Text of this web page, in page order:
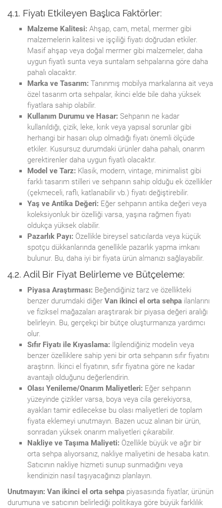
4.1. Fiyatı Etkileyen Başlıca Faktörler:
Malzeme Kalitesi: Ahşap, cam, metal, mermer gibi
malzemelerin kalitesi ve işçiliği fiyatı doğrudan etkiler.
Masif ahşap veya doğal mermer gibi malzemeler, daha
uygun fiyatlı sunta veya suntalam sehpalarına göre daha
pahalı olacaktır.
Marka ve Tasarım: Tanınmış mobilya markalarına ait veya
özel tasarım orta sehpalar, ikinci elde bile daha yüksek
fiyatlara sahip olabilir.
Kullanım Durumu ve Hasar: Sehpanın ne kadar
kullanıldığı, çizik, leke, kırık veya yapısal sorunlar gibi
herhangi bir hasarı olup olmadığı fiyatı önemli ölçüde
etkiler. Kusursuz durumdaki ürünler daha pahalı, onarım
gerektirenler daha uygun fiyatlı olacaktır.
Model ve Tarz: Klasik, modern, vintage, minimalist gibi
farklı tasarım stilleri ve sehpanın sahip olduğu ek özellikler
(çekmeceli, raflı, katlanabilir vb.) fiyatı değiştirebilir.
Yaş ve Antika Değeri: Eğer sehpanın antika değeri veya
koleksiyonluk bir özelliği varsa, yaşına rağmen fiyatı
oldukça yüksek olabilir.
Pazarlık Payı: Özellikle bireysel satıcılarda veya küçük
spotçu dükkanlarında genellikle pazarlık yapma imkanı
bulunur. Bu, daha iyi bir fiyata ürün almanızı sağlayabilir.
4.2. Adil Bir Fiyat Belirleme ve Bütçeleme:
Piyasa Araştırması: Beğendiğiniz tarz ve özellikteki
benzer durumdaki diğer Van ikinci el orta sehpa ilanlarını
ve fiziksel mağazaları araştırarak bir piyasa değeri aralığı
belirleyin. Bu, gerçekçi bir bütçe oluşturmanıza yardımcı
olur.
Sıfır Fiyatı ile Kıyaslama: İlgilendiğiniz modelin veya
benzer özelliklere sahip yeni bir orta sehpanın sıfır fiyatını
araştırın. İkinci el fiyatının, sıfır fiyatına göre ne kadar
avantajlı olduğunu değerlendirin.
Olası Yenileme/Onarım Maliyetleri: Eğer sehpanın
yüzeyinde çizikler varsa, boya veya cila gerekiyorsa,
ayakları tamir edilecekse bu olası maliyetleri de toplam
fiyata eklemeyi unutmayın. Bazen ucuz alınan bir ürün,
sonradan yüksek onarım maliyetleri çıkarabilir.
Nakliye ve Taşıma Maliyeti: Özellikle büyük ve ağır bir
orta sehpa alıyorsanız, nakliye maliyetini de hesaba katın.
Satıcının nakliye hizmeti sunup sunmadığını veya
kendinizin nasıl taşıyacağınızı planlayın.
Unutmayın: Van ikinci el orta sehpa piyasasında fiyatlar, ürünün
durumuna ve satıcının belirlediği politikaya göre büyük farklılık